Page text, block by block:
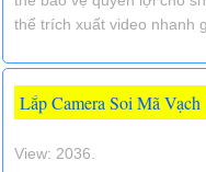
thể trích xuất video nhanh
Lắp Camera Soi Mã Vạch
View: 2036.